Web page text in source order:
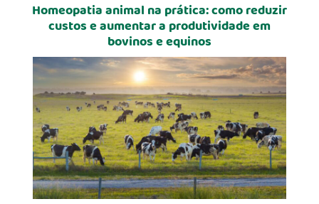
Homeopatia animal na prática: como reduzir
custos e aumentar a produtividade em
bovinos e equinos